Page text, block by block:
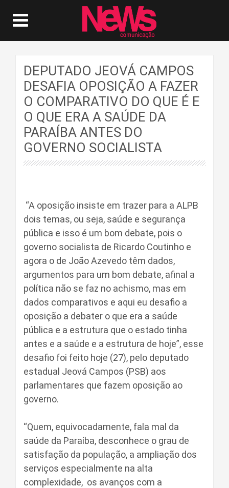
DEPUTADO JEOVÁ CAMPOS
DESAFIA OPOSIÇÃO A FAZER
O COMPARATIVO DO QUE É E
O QUE ERA A SAÚDE DA
PARAÍBA ANTES DO
GOVERNO SOCIALISTA
“A oposição insiste em trazer para a ALPB
dois temas, ou seja, saúde e segurança
pública e isso é um bom debate, pois o
governo socialista de Ricardo Coutinho e
agora o de João Azevedo têm dados,
argumentos para um bom debate, afinal a
política não se faz no achismo, mas em
dados comparativos e aqui eu desafio a
oposição a debater o que era a saúde
pública e a estrutura que o estado tinha
antes e a saúde e a estrutura de hoje”, esse
desafio foi feito hoje (27), pelo deputado
estadual Jeová Campos (PSB) aos
parlamentares que fazem oposição ao
governo.
“Quem, equivocadamente, fala mal da
saúde da Paraíba, desconhece o grau de
satisfação da população, a ampliação dos
serviços especialmente na alta
complexidade, os avanços com a